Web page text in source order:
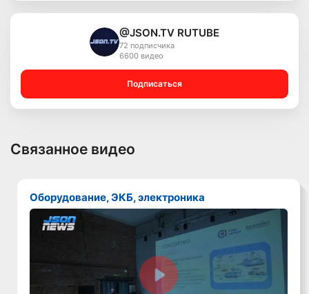
@JSON.TV RUTUBE
72 подписчика
6600 видео
Подписаться
Связанное видео
Оборудование, ЭКБ, электроника